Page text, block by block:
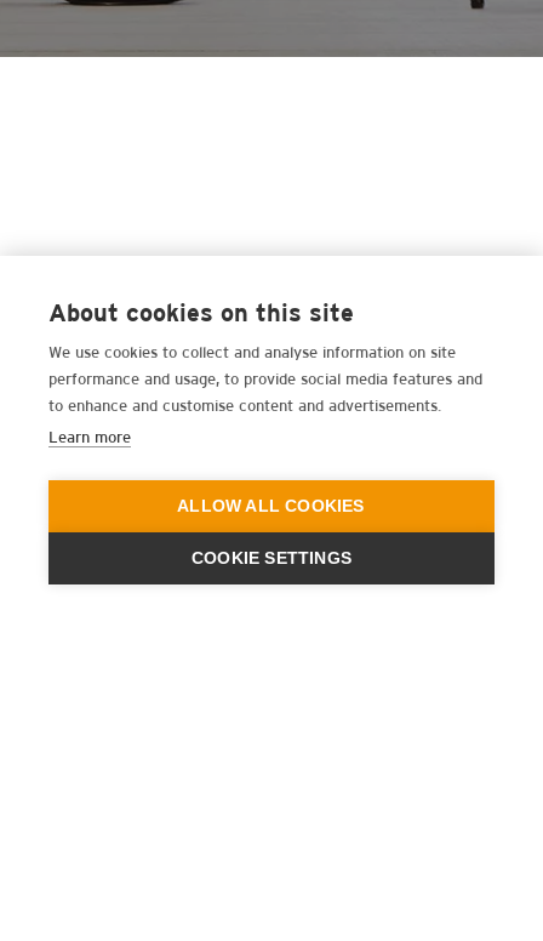
About cookies on this site
We use cookies to collect and analyse information on site
performance and usage, to provide social media features and
to enhance and customise content and advertisements.
Learn more
ALLOW ALL COOKIES
COOKIE SETTINGS